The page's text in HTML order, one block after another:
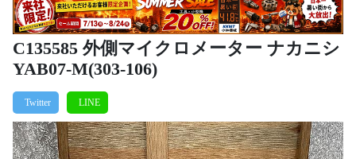
C135585 外側マイクロメーター ナカニシ
YAB07-M(303-106)